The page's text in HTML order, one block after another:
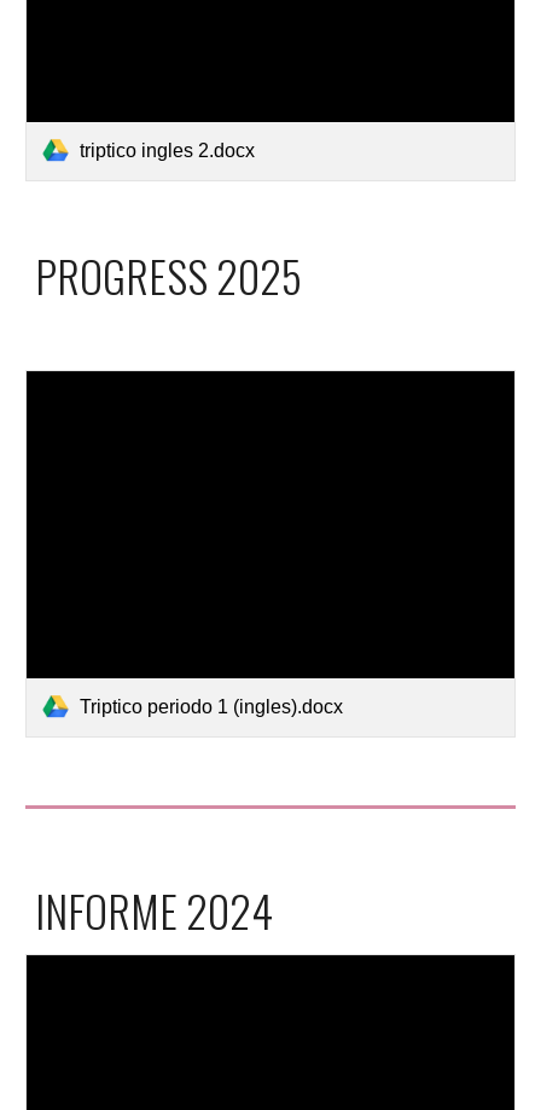
triptico ingles 2.docx
PROGRESS 2025
Triptico periodo 1 (ingles).docx
INFORME 2024